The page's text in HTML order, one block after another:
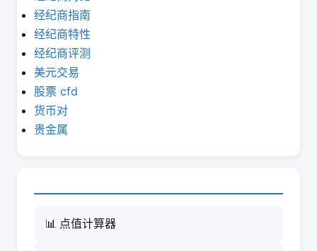
经纪商指南
经纪商特性
经纪商评测
美元交易
股票 cfd
货币对
贵金属
📊 点值计算器